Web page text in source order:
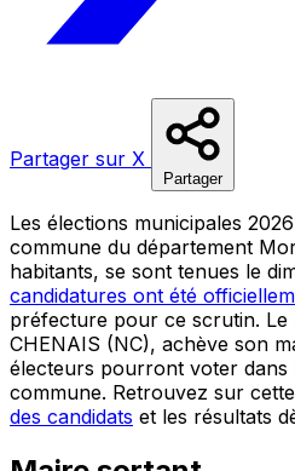
Partager sur X
Partager
Les élections municipales
commune du département
habitants, se sont tenues le
candidatures ont été
préfecture pour ce scrutin.
CHENAIS (NC), achève son
électeurs pourront voter dans
commune. Retrouvez sur
des candidats et les résultats